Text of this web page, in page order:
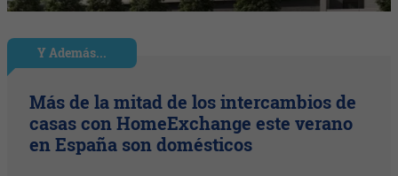
Y Además...
Más de la mitad de los intercambios de
casas con HomeExchange este verano
en España son domésticos